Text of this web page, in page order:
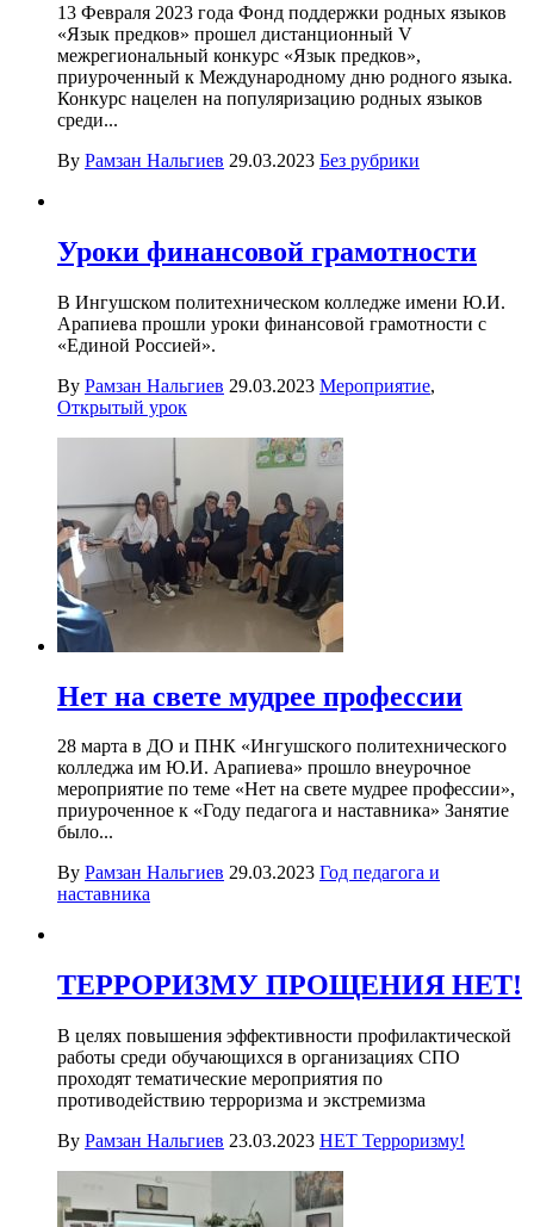
13 Февраля 2023 года Фонд поддержки родных языков
«Язык предков» прошел дистанционный V
межрегиональный конкурс «Язык предков»,
приуроченный к Международному дню родного языка.
Конкурс нацелен на популяризацию родных языков
среди...
By Рамзан Нальгиев 29.03.2023 Без рубрики
Уроки финансовой грамотности
В Ингушском политехническом колледже имени Ю.И.
Арапиева прошли уроки финансовой грамотности с
«Единой Россией».
By Рамзан Нальгиев 29.03.2023 Мероприятие,
Открытый урок
Нет на свете мудрее профессии
28 марта в ДО и ПНК «Ингушского политехнического
колледжа им Ю.И. Арапиева» прошло внеурочное
мероприятие по теме «Нет на свете мудрее профессии»,
приуроченное к «Году педагога и наставника» Занятие
было...
By Рамзан Нальгиев 29.03.2023 Год педагога и
наставника
ТЕРРОРИЗМУ ПРОЩЕНИЯ НЕТ!
В целях повышения эффективности профилактической
работы среди обучающихся в организациях СПО
проходят тематические мероприятия по
противодействию терроризма и экстремизма
By Рамзан Нальгиев 23.03.2023 НЕТ Терроризму!